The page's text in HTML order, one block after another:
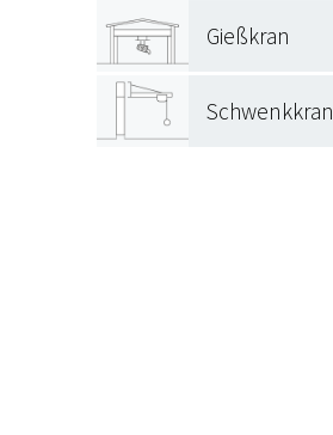
Gießkran
Schwenkkran